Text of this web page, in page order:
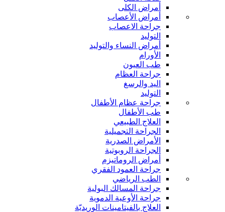
أمراض الكلى
أمراض الأعصاب
جراحة الاعصاب
التوليد
أمراض النساء والتوليد
الأورام
طب العيون
جراحة العظام
اليد والرسغ
التوليد
جراحة عظام الأطفال
طب الأطفال
العلاج الطبيعي
الجراحة التجميلية
الأمراض الصدرية
الجراحة الروبوتية
أمراض الروماتيزم
جراحة العمود الفقري
الطب الرياضي
جراحة المسالك البولية
جراحة الأوعية الدموية
العلاج بالفيتامينات الوريديّة